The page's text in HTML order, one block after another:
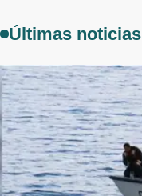
Últimas noticias